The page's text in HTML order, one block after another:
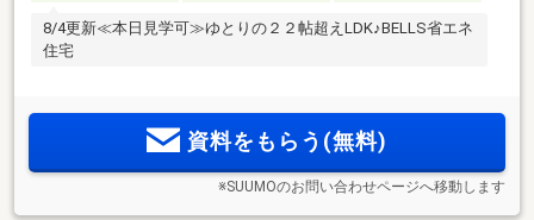
8/4更新≪本日見学可≫ゆとりの２２帖超えLDK♪BELLS省エネ
住宅
資料をもらう(無料)
※SUUMOのお問い合わせページへ移動します